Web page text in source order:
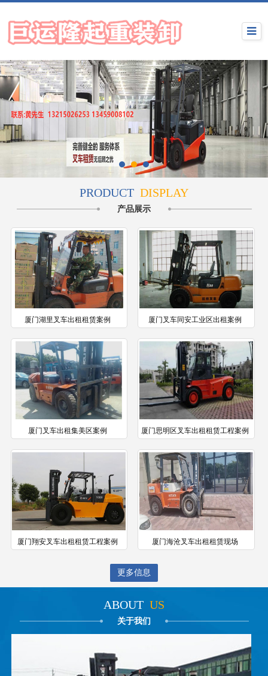
PRODUCT DISPLAY
产品展示
厦门湖里叉车出租租赁案例 厦门叉车同安工业区出租案例
厦门叉车出租集美区案例 厦门思明区叉车出租租赁工程案例
厦门翔安叉车出租租赁工程案例 厦门海沧叉车出租租赁现场
更多信息
ABOUT US
关于我们